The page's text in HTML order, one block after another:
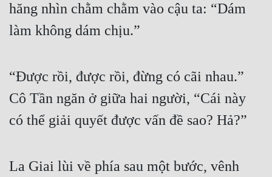
hăng nhìn chằm chằm vào cậu ta: “Dám
làm không dám chịu.”
“Được rồi, được rồi, đừng có cãi nhau.”
Cô Tần ngăn ở giữa hai người, “Cái này
có thể giải quyết được vấn đề sao? Hả?”
La Giai lùi về phía sau một bước, vênh